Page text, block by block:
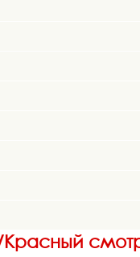
Красный